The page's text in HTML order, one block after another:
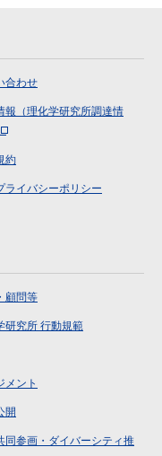
合わせ
報（理化学研究所調達情
約
ライバシーポリシー
顧問等
研究所 行動規範
メント
開
同参画・ダイバーシティ推